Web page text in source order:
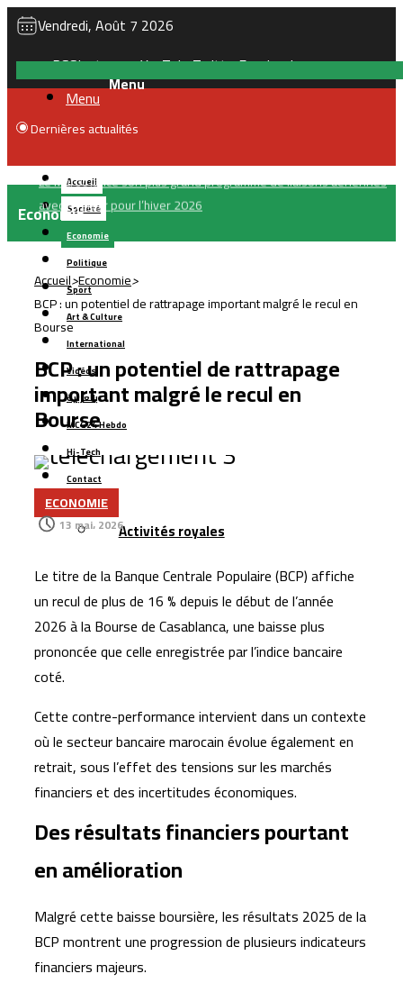
Vendredi, Août 7 2026
RSSInstagramYouTubeTwitterFacebook
Dernières actualités
Le Maroc lance son plus grand programme de liaisons aériennes
avec Ryanair pour l’hiver 2026
Menu
Accueil
Société
Economie
Politique
Sport
Art & Culture
International
Vidéos
بالعربية
MCG24 Hebdo
Hi-Tech
Contact
Plus
Activités royales
Economie
Accueil>Economie>
BCP : un potentiel de rattrapage important malgré le recul en
Bourse
BCP : un potentiel de rattrapage
important malgré le recul en
Bourse
ECONOMIE
13 mai، 2026
Le titre de laBanque Centrale Populaire(BCP) affiche
un recul de plus de 16 % depuis le début de l’année
2026 à la Bourse de Casablanca, une baisse plus
prononcée que celle enregistrée par l’indice bancaire
coté.
Cette contre-performance intervient dans un contexte
où le secteur bancaire marocain évolue également en
retrait, sous l’effet des tensions sur les marchés
financiers et des incertitudes économiques.
Des résultats financiers pourtant
en amélioration
Malgré cette baisse boursière, les résultats 2025 de la
BCP montrent une progression de plusieurs indicateurs
financiers majeurs.